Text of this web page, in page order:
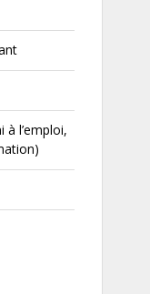
à l’emploi,